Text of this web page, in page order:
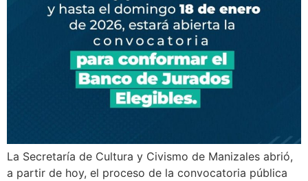
La Secretaría de Cultura y Civismo de Manizales abrió,
a partir de hoy, el proceso de la convocatoria pública